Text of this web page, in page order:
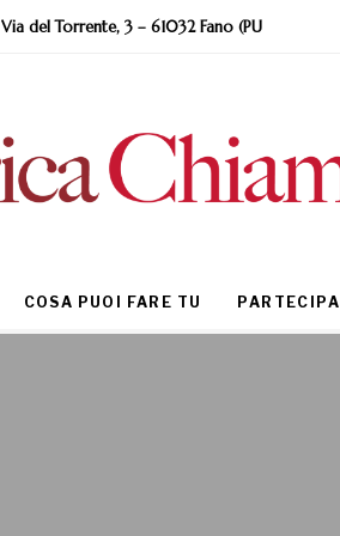
Via del Torrente, 3 – 61032 Fano (PU
COSA PUOI FARE TU PARTECIPA